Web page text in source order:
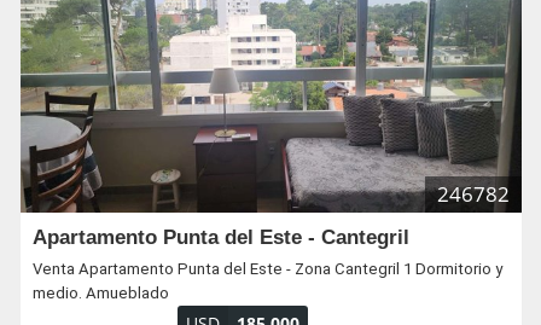
246782
Apartamento Punta del Este - Cantegril
Venta Apartamento Punta del Este - Zona Cantegril 1 Dormitorio y
medio. Amueblado